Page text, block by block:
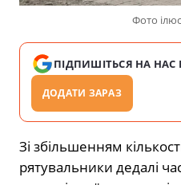
Фото
ПІДПИШІТЬСЯ НА НАС В
ДОДАТИ ЗАРАЗ
Зі збільшенням
рятувальники дедалі